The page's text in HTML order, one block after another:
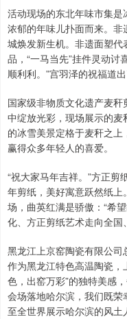
活动现场的东北年味市集是
浓郁的年味儿扑面而来。
城焕发新生机。非遗面塑
品，“一马当先”挂件灵动讨
顺利利。”宫羽泽的祝福道
国家级非物质文化遗产麦
中绽放光彩，现场展示的
的冰雪美景定格于麦秆之上
赢得众多年轻人的喜爱。
“祝大家马年吉祥。”方正
年剪纸，美好寓意跃然纸
场，曲英红满是骄傲：“希
化、方正剪纸艺术走向全国
黑龙江上京窑陶瓷有限公司
作为黑龙江特色高温陶瓷
色，出窑万彩”的独特美感
会场落地哈尔滨，我们既
至全世界展示哈尔滨的风土